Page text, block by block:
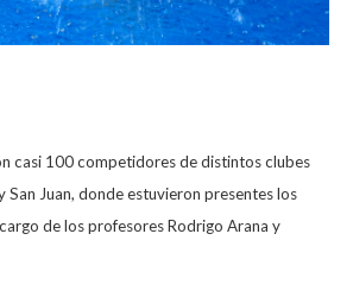
casi 100 competidores de distintos clubes
San Juan, donde estuvieron presentes los
de los profesores Rodrigo Arana y